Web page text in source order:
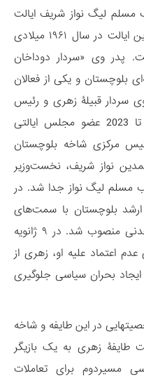
مسلم لیگ نواز شریف ایالت
بلوچستان و رهبر قبیله «جاولاوان» این ایالت در سال ۱۹۶۱ میلادی
پدر وی «سردار دوداخان
بلوچستان و یکی از فعالان
سردار قبیلۀ زهری و رئیس
جاولاوان است که در سالهای 2018 تا 2023 عضو مجلس ایالتی
مرکزی شاخه بلوچستان
نواز شریف، نخست‌وزیر
در ۷ نوامبر ۲۰۲۰ از حزب مسلم لیگ نواز جدا شد. در
وزیر ارشد بلوچستان با سمت‌های
مرتبط با ارتباطات، معادن و مواد معدنی منصوب شد. در ۹ ژانویه
عدم اعتماد علیه او، زهری از
بحران سیاسی جلوگیری
در این طایفه و شاخه
طایفۀ زهری به یک بازیگر
مسیردوم برای تعاملات